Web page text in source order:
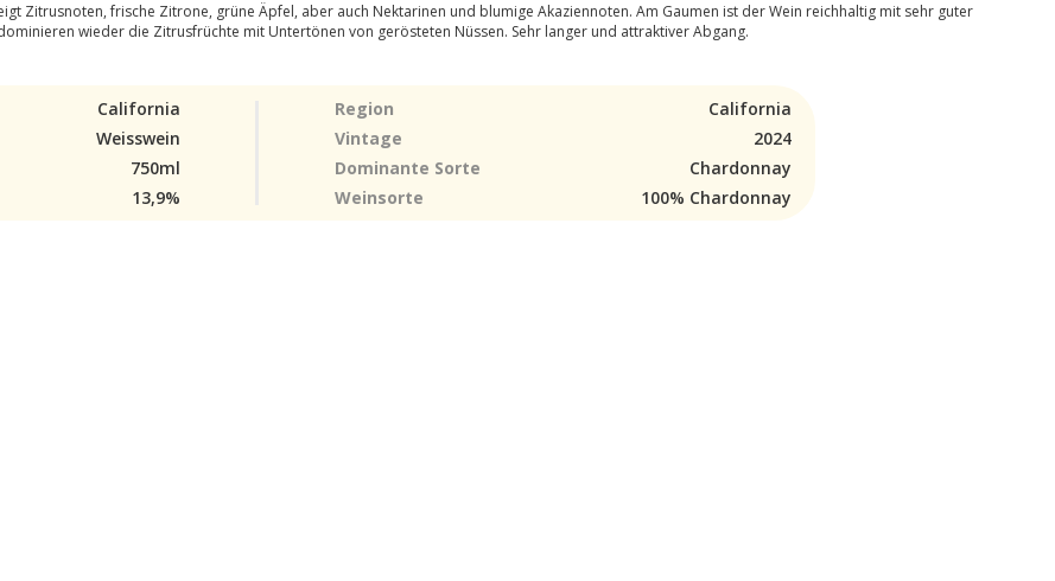
Zitrusnoten, frische Zitrone, grüne Äpfel, aber auch Nektarinen und blumige Akaziennoten. Am Gaumen ist der Wein reichhaltig mit sehr guter
wieder die Zitrusfrüchte mit Untertönen von gerösteten Nüssen. Sehr langer und attraktiver Abgang.
California Region
California
Weisswein Vintage
2024
750ml Dominante Sorte
Chardonnay
13,9% Weinsorte 100% Chardonnay